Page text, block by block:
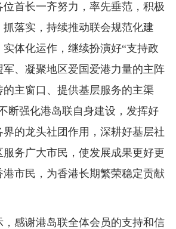
首长一齐努力，率先垂范，积极
落实，持续推动联会规范化建
体化运作，继续扮演好“支持政
军、凝聚地区爱国爱港力量的主阵
主窗口、提供基层服务的主渠
断强化港岛联自身建设，发挥好
的龙头社团作用，深耕好基层社
服务广大市民，使发展成果更好更
市民，为香港长期繁荣稳定贡献
感谢港岛联全体会员的支持和信